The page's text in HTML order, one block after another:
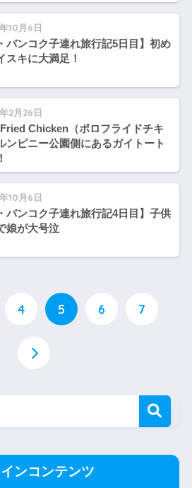
10月6日
バンコク子連れ旅行記5日目】初め
スキに大満足！
2月26日
Fried Chicken（ポロフライドチキ
ンピニー公園側にあるガイトート
10月6日
バンコク子連れ旅行記4日目】子供
娘が大号泣
4 5 6 7
ンコンテンツ